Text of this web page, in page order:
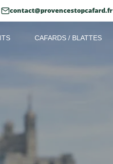
contact@provencestopcafard.fr
CAFARDS / BLATTES